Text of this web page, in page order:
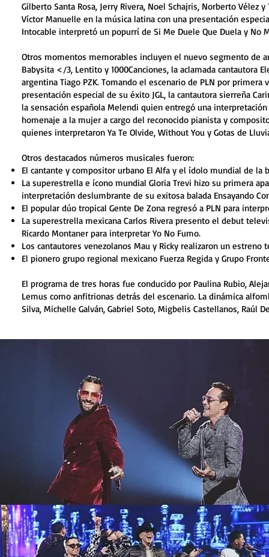
Gilberto Santa Rosa, Jerry Rivera, Noel Schajris, Norberto
Víctor Manuelle en la música latina con una presentación
Intocable interpretó un popurrí de Si Me Duele Que Duela y No
Otros momentos memorables incluyen el nuevo segmento de
Babysita </3, Lentito y 1000Canciones, la aclamada cantautora
argentina Tiago PZK. Tomando el escenario de PLN por
presentación especial de su éxito JGL, la cantautora sierreña
la sensación española Melendi quien entregó una
homenaje a la mujer a cargo del reconocido pianista y
quienes interpretaron Ya Te Olvide, Without You y Gotas de
Otros destacados números musicales fueron:
El cantante y compositor urbano El Alfa y el ídolo mundial de la
La superestrella e ícono mundial Gloria Trevi hizo su primera
interpretación deslumbrante de su exitosa balada Ensayando
El popular dúo tropical Gente De Zona regresó a PLN para
La superestrella mexicana Carlos Rivera presento el debut
Ricardo Montaner para interpretar Yo No Fumo.
Los cantautores venezolanos Mau y Ricky realizaron un
El pionero grupo regional mexicano Fuerza Regida y Grupo
El programa de tres horas fue conducido por Paulina Rubio,
Lemus como anfitrionas detrás del escenario. La dinámica
Silva, Michelle Galván, Gabriel Soto, Migbelis Castellanos, Raúl